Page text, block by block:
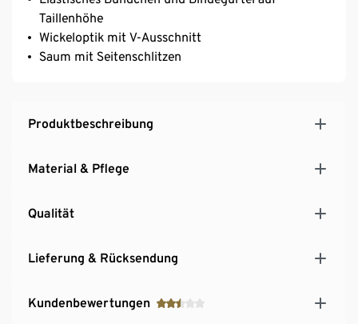
Taillenhöhe
Wickeloptik mit V-Ausschnitt
Saum mit Seitenschlitzen
Produktbeschreibung
Material & Pflege
Qualität
Lieferung & Rücksendung
Kundenbewertungen